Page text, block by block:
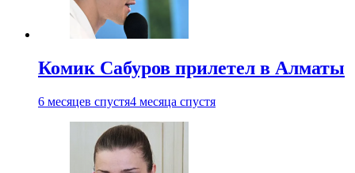
Комик Сабуров прилетел в Алматы
6 месяцев спустя4 месяца спустя